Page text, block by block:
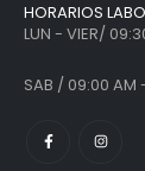
HORARIOS
LUN - VIER/
SAB / 09:00 AM